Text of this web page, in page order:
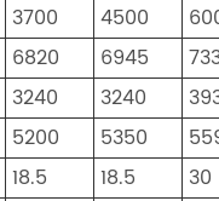
3700 4500
6820 6945
3240 3240
5200 5350
18.5 18.5
30